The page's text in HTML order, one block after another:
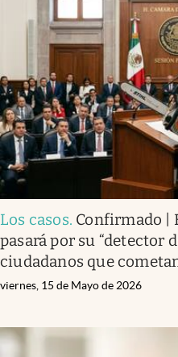
Infotechnology
Clase
Clima
Mundial 2026
Eventos Corporativos
Mediakit
abre en nueva pestaña
Argentina
Los casos. Confirmado |
pasará por su “detector
ciudadanos que
viernes, 15 de Mayo de 2026